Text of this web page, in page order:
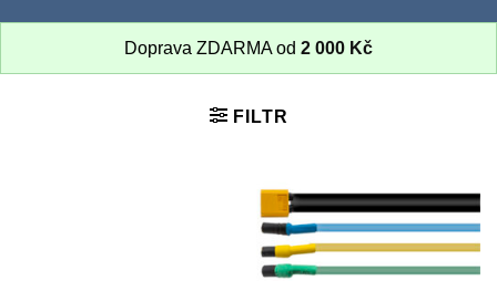
Doprava ZDARMA od 2 000 Kč
FILTR